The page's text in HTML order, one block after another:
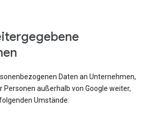
Daten an Unternehmen,
Personen außerhalb von Google weiter,
Umstände: